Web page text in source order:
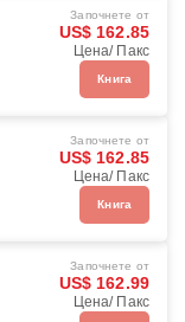
Започнете от
US$ 162.85
Цена/ Пакс
Книга
Започнете от
US$ 162.85
Цена/ Пакс
Книга
Започнете от
US$ 162.99
Цена/ Пакс